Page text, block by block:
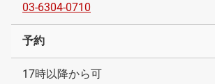
03-6304-0710
予約
17時以降から可